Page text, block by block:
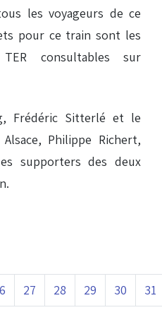
les voyageurs de ce
pour ce train sont les
consultables sur
Frédéric Sitterlé et le
Philippe Richert,
supporters des deux
27 28 29 30 31